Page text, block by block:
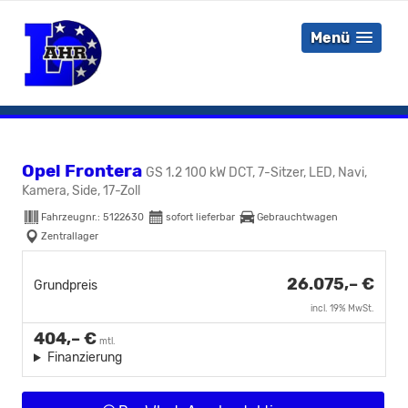
Menü
Opel Frontera GS 1.2 100 kW DCT, 7-Sitzer, LED, Navi,
Kamera, Side, 17-Zoll
Fahrzeugnr.: 5122630 sofort lieferbar
Gebrauchtwagen
Zentrallager
Grundpreis 26.075,– €
incl. 19% MwSt.
404,– € mtl.
Finanzierung